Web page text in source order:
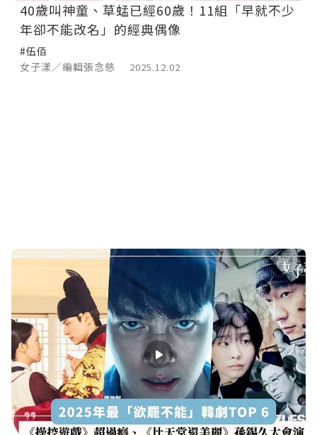
40歲叫神童、草蜢已經60歲！11組「早就不少
年卻不能改名」的經典偶像
#伍佰
女子漾／編輯張念慈
2025.12.02